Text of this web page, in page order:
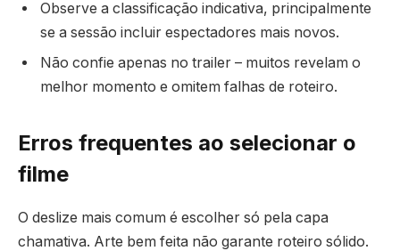
Observe a classificação indicativa, principalmente
se a sessão incluir espectadores mais novos.
Não confie apenas no trailer – muitos revelam o
melhor momento e omitem falhas de roteiro.
Erros frequentes ao selecionar o
filme
O deslize mais comum é escolher só pela capa
chamativa. Arte bem feita não garante roteiro sólido.